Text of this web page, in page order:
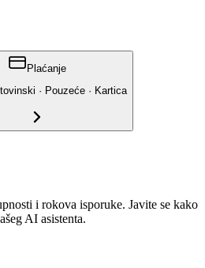
Plaćanje
· Pouzeće · Kartica
i rokova isporuke. Javite se kako
AI asistenta.